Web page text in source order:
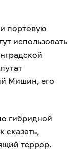
портовую
использовать
Мишин, его
гибридной
сказать,
террор.